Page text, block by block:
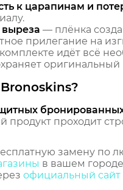
к царапинам и
выреза — плёнка
прилегание на
идёт всё
оригинальный
проходит
замену по
в вашем
официальный сайт